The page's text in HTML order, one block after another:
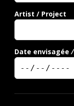
Artist / Project
Date envisagée